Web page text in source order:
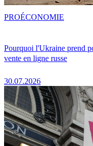
Pourquoi l'Ukraine prend
vente en ligne russe
30.07.2026
PROÉCONOMIE